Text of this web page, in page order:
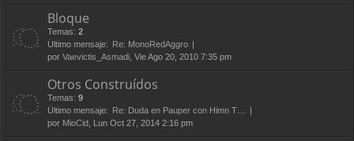
Bloque
Temas: 2
Último mensaje:
Re: MonoRedAggro
por Vaevictis_Asmadi, Vie Ago 20, 2010 7:35 pm
Otros Construídos
Temas: 9
Último mensaje:
Re: Duda en Pauper con Himn T…
por MioCid, Lun Oct 27, 2014 2:16 pm